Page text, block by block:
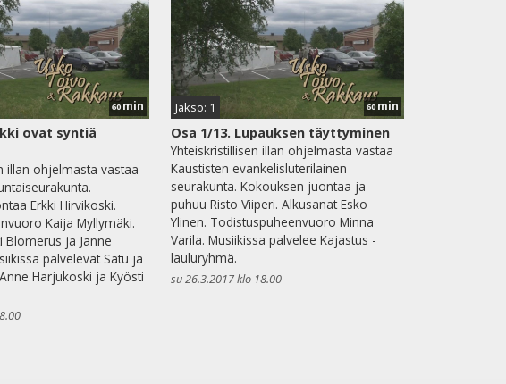
60 min
ovat syntiä
illan ohjelmasta vastaa
Erkki Hirvikoski.
Kaija Myllymäki.
Blomerus ja Janne
palvelevat Satu ja
Harjukoski ja Kyösti
Jakso: 1 60 min
Osa 1/13. Lupauksen täyttyminen
Yhteiskristillisen illan ohjelmasta vastaa
Kaustisten evankelisluterilainen
seurakunta. Kokouksen juontaa ja
puhuu Risto Viiperi. Alkusanat Esko
Ylinen. Todistuspuheenvuoro Minna
Varila. Musiikissa palvelee Kajastus -
lauluryhmä.
su 26.3.2017 klo 18.00